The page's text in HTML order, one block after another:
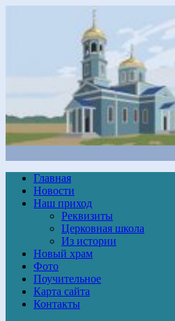
Главная
Новости
Наш приход
Реквизиты
Церковная школа
Из истории
Новый храм
Фото
Поучительное
Карта сайта
Контакты